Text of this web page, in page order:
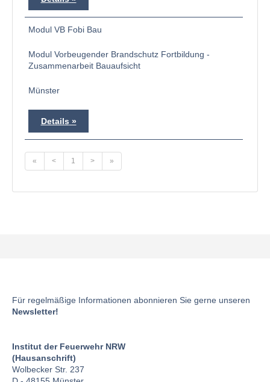
Modul VB Fobi Bau
Modul Vorbeugender Brandschutz Fortbildung -
Zusammenarbeit Bauaufsicht
Münster
Details
« < 1 > »
Für regelmäßige Informationen abonnieren Sie gerne unseren
Newsletter!
Institut der Feuerwehr NRW
(Hausanschrift)
Wolbecker Str. 237